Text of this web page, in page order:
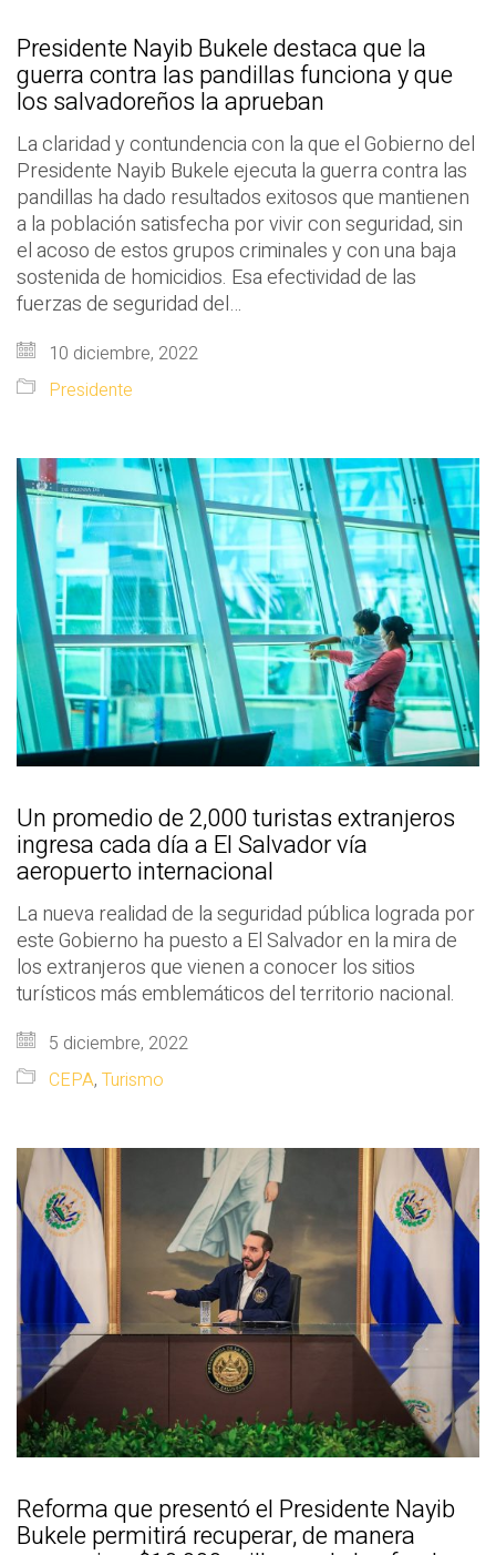
Presidente Nayib Bukele destaca que la
guerra contra las pandillas funciona y que
los salvadoreños la aprueban
La claridad y contundencia con la que el Gobierno del
Presidente Nayib Bukele ejecuta la guerra contra las
pandillas ha dado resultados exitosos que mantienen
a la población satisfecha por vivir con seguridad, sin
el acoso de estos grupos criminales y con una baja
sostenida de homicidios. Esa efectividad de las
fuerzas de seguridad del…
10 diciembre, 2022
Presidente
Un promedio de 2,000 turistas extranjeros
ingresa cada día a El Salvador vía
aeropuerto internacional
La nueva realidad de la seguridad pública lograda por
este Gobierno ha puesto a El Salvador en la mira de
los extranjeros que vienen a conocer los sitios
turísticos más emblemáticos del territorio nacional.
5 diciembre, 2022
CEPA, Turismo
Reforma que presentó el Presidente Nayib
Bukele permitirá recuperar, de manera